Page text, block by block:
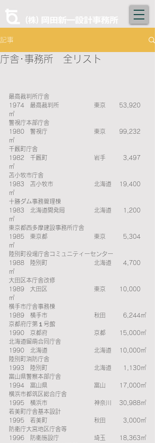
記事
庁舎･事務所 全リスト
最高裁判所庁舎
1974　最高裁判所　  　　　    東京  　  53,920
㎡
警視庁本部庁舎
1980　警視庁　　　　  　　    東京　    99,232
㎡
千厩町庁舎
1982　千厩町　　　　  　　    岩手　      3,497
㎡
苫小牧市庁舎
1983　苫小牧市　　　  　　    北海道　 19,400
㎡
十勝ダム事務管理棟
1983　北海道開発局　  　　    北海道      1,200
㎡
東京都西多摩建設事務所庁舎
1985　東京都　　　　  　　    東京  　　 5,304
㎡
陸別町役場庁舎コミュニティーセンター
1988　陸別町　　　　 　　     北海道　   4,700
㎡
大田区本庁舎改修
1989　大田区　　　  　　　    東京  　  10,000
㎡
横手市庁舎事務棟
1989　横手市　　　　　　　   秋田　　   6,244㎡
京都府庁第１号館
1990　京都府　　　　　　　   京都　    15,000㎡
北海道留萌合同庁舎
1990　北海道　　　　　 　　  北海道    10,000㎡
陸別町消防庁舎
1993　陸別町　　　　　 　　  北海道  　 1,130㎡
富山県警察本部庁舎
1994　富山県　　　 　　　　  富山       17,000㎡
横浜市都筑区総合庁舎
1995　横浜市　　　 　　　　  神奈川    30,988㎡
若美町庁舎基本設計
1995　若美町　　　 　　　　  秋田　      3,000㎡
防衛庁大宮地区庁舎等
1996　防衛施設庁　　 　　　  埼玉　    18,363㎡